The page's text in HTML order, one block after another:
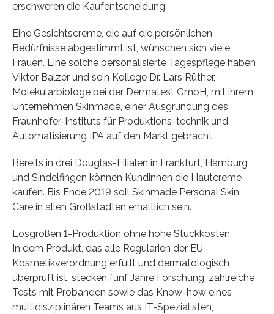
erschweren die Kaufentscheidung.
Eine Gesichtscreme, die auf die persönlichen
Bedürfnisse abgestimmt ist, wünschen sich viele
Frauen. Eine solche personalisierte Tagespflege haben
Viktor Balzer und sein Kollege Dr. Lars Rüther,
Molekularbiologe bei der Dermatest GmbH, mit ihrem
Unternehmen Skinmade, einer Ausgründung des
Fraunhofer-Instituts für Produktions-technik und
Automatisierung IPA auf den Markt gebracht.
Bereits in drei Douglas-Filialen in Frankfurt, Hamburg
und Sindelfingen können Kundinnen die Hautcreme
kaufen. Bis Ende 2019 soll Skinmade Personal Skin
Care in allen Großstädten erhältlich sein.
Losgrößen 1-Produktion ohne hohe Stückkosten
In dem Produkt, das alle Regularien der EU-
Kosmetikverordnung erfüllt und dermatologisch
überprüft ist, stecken fünf Jahre Forschung, zahlreiche
Tests mit Probanden sowie das Know-how eines
multidisziplinären Teams aus IT-Spezialisten,